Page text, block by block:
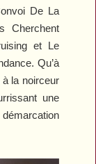
De La
Cherchent
et Le
Qu’à
la noirceur
une